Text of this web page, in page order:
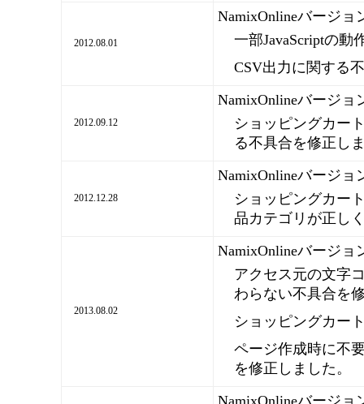
2012.08.01
NamixOnlineバージョ
一部JavaScriptの動
CSV出力に関する
2012.09.12
NamixOnlineバージョ
ショッピングカー
る不具合を修正し
2012.12.28
NamixOnlineバージョ
ショッピングカー
品カテゴリが正し
2013.08.02
NamixOnlineバージョ
アクセス元の文字
わらない不具合を
ショッピングカー
ページ作成時に不
を修正しました。
NamixOnlineバージョ